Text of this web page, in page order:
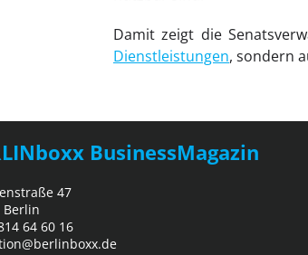
Damit zeigt die
Dienstleistungen, sondern
BusinessMagazin
47
Berlin
64 60 16